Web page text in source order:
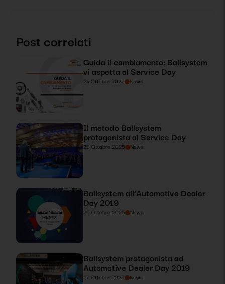
Post correlati
Guida il cambiamento: Ballsystem
vi aspetta al Service Day
24 Ottobre 2025 News
Il metodo Ballsystem
protagonista al Service Day
25 Ottobre 2025 News
Ballsystem all’Automotive Dealer
Day 2019
26 Ottobre 2025 News
Ballsystem protagonista ad
Automotive Dealer Day 2019
27 Ottobre 2025 News